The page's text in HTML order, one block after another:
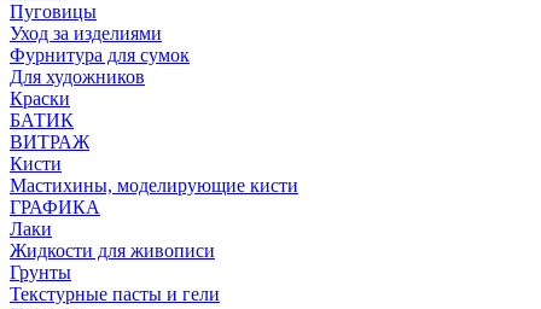
Пуговицы
Уход за изделиями
Фурнитура для сумок
Для художников
Краски
БАТИК
ВИТРАЖ
Кисти
Мастихины, моделирующие кисти
ГРАФИКА
Лаки
Жидкости для живописи
Грунты
Текстурные пасты и гели